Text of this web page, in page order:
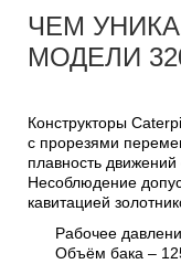
ЧЕМ
МОДЕЛИ
Конструкторы
с прорезями
плавность
Несоблюдение
кавитацией
Рабочее
Объём бака –